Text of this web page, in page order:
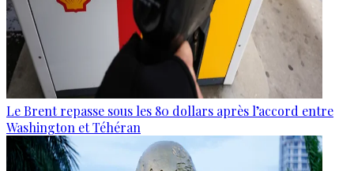
Le Brent repasse sous les 80 dollars après l’accord entre
Washington et Téhéran